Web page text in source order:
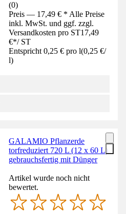
(0)
Preis — 17,49 € * Alle Preise
inkl. MwSt. und ggf. zzgl.
Versandkosten pro ST17,49
€*/ ST
Entspricht 0,25 € pro l(0,25 €/
l)
GALAMIO Pflanzerde
torfreduziert 720 L (12 x 60 L)
gebrauchsfertig mit Dünger
Artikel wurde noch nicht
bewertet.